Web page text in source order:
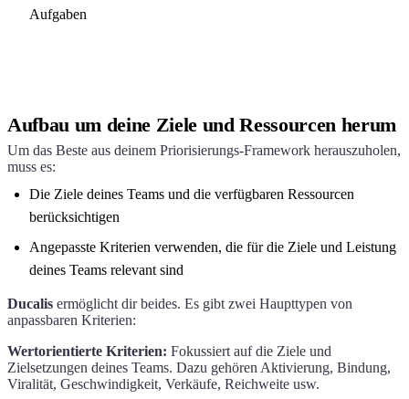
Aufgaben
Aufbau um deine Ziele und Ressourcen herum
Um das Beste aus deinem Priorisierungs-Framework herauszuholen,
muss es:
Die Ziele deines Teams und die verfügbaren Ressourcen
berücksichtigen
Angepasste Kriterien verwenden, die für die Ziele und Leistung
deines Teams relevant sind
Ducalis ermöglicht dir beides. Es gibt zwei Haupttypen von
anpassbaren Kriterien:
Wertorientierte Kriterien: Fokussiert auf die Ziele und
Zielsetzungen deines Teams. Dazu gehören Aktivierung, Bindung,
Viralität, Geschwindigkeit, Verkäufe, Reichweite usw.